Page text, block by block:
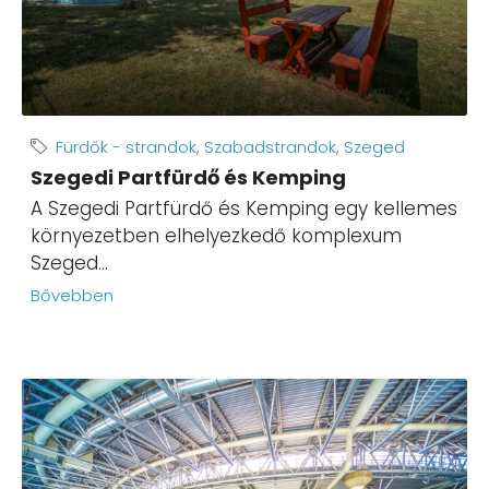
Fürdők - strandok, Szabadstrandok, Szeged
Szegedi Partfürdő és Kemping
A Szegedi Partfürdő és Kemping egy kellemes
környezetben elhelyezkedő komplexum
Szeged...
Bővebben